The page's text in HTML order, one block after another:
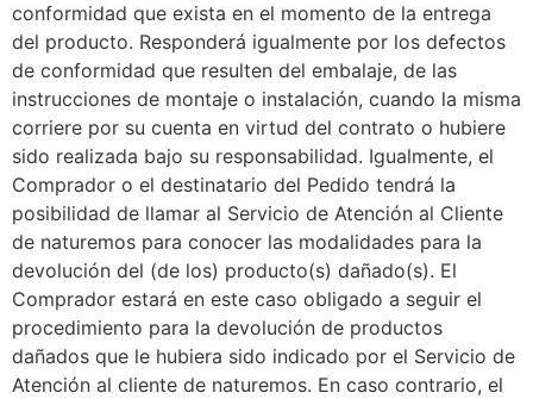
conformidad que exista en el momento de la entrega
del producto. Responderá igualmente por los defectos
de conformidad que resulten del embalaje, de las
instrucciones de montaje o instalación, cuando la misma
corriere por su cuenta en virtud del contrato o hubiere
sido realizada bajo su responsabilidad. Igualmente, el
Comprador o el destinatario del Pedido tendrá la
posibilidad de llamar al Servicio de Atención al Cliente
de naturemos para conocer las modalidades para la
devolución del (de los) producto(s) dañado(s). El
Comprador estará en este caso obligado a seguir el
procedimiento para la devolución de productos
dañados que le hubiera sido indicado por el Servicio de
Atención al cliente de naturemos. En caso contrario, el